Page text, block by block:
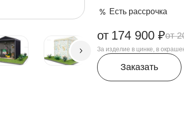
Есть рассрочка
от 174 900 ₽
За изделие в цинке, в
Заказать